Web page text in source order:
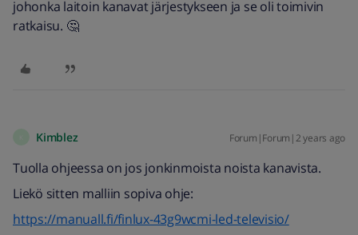
johonka laitoin kanavat järjestykseen ja se oli toimivin
ratkaisu. 🤔
Kimblez Forum|Forum|2 years ago
Tuolla ohjeessa on jos jonkinmoista noista kanavista.
Liekö sitten malliin sopiva ohje:
https://manuall.fi/finlux-43g9wcmi-led-televisio/